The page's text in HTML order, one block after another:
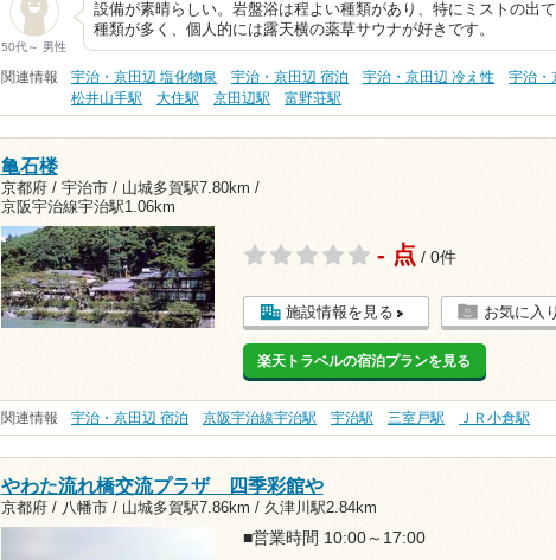
50代～ 男性
設備が素晴らしい。岩盤浴は程よい種類があり、特にミストの出
種類が多く、個人的には露天横の薬草サウナが好きです。
関連情報 宇治・京田辺 塩化物泉 宇治・京田辺 宿泊 宇治・京田辺 冷え性
宇治・
松井山手駅
大住駅 京田辺駅 富野荘駅
亀石楼
京都府 / 宇治市 / 山城多賀駅7.80km /
京阪宇治線宇治駅1.06km
- 点 / 0件
施設情報を見る お気に入
楽天トラベルの宿泊プランを見る
関連情報 宇治・京田辺 宿泊 京阪宇治線宇治駅 宇治駅 三室戸駅 ＪＲ小倉駅
やわた流れ橋交流プラザ 四季彩館や
京都府 / 八幡市 / 山城多賀駅7.86km / 久津川駅2.84km
■営業時間 10:00～17:00